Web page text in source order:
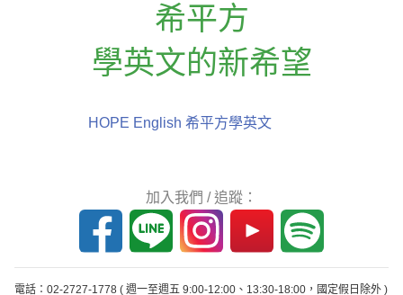
希平方
學英文的新希望
HOPE English 希平方學英文
加入我們 / 追蹤：
電話：02-2727-1778 ( 週一至週五 9:00-12:00、13:30-18:00，國定假日除外 )